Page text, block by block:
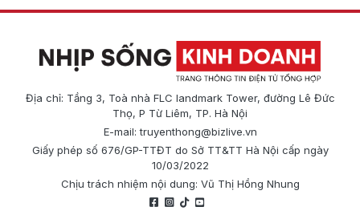
Địa chỉ: Tầng 3, Toà nhà FLC landmark Tower, đường Lê Đức
Thọ, P Từ Liêm, TP. Hà Nội
E-mail:truyenthong@bizlive.vn
Giấy phép số 676/GP-TTĐT do Sở TT&TT Hà Nội cấp ngày
10/03/2022
Chịu trách nhiệm nội dung: Vũ Thị Hồng Nhung